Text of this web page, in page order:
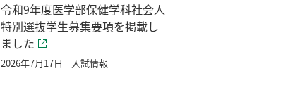
令和9年度医学部保健学科社会人
特別選抜学生募集要項を掲載し
ました
2026年7月17日 入試情報